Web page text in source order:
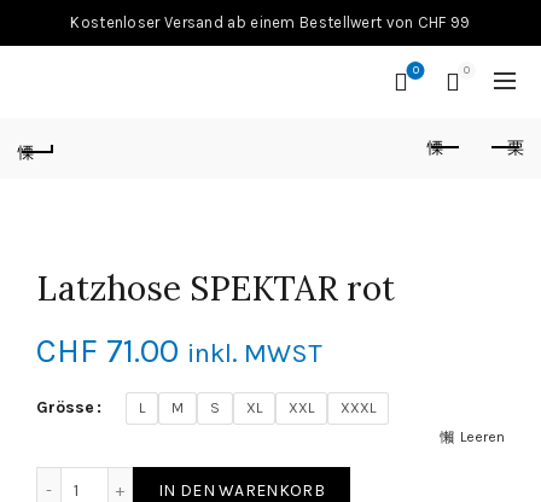
Kostenloser Versand ab einem Bestellwert von CHF 99
0 0
Latzhose SPEKTAR rot
CHF 71.00 inkl. MWST
Grösse L M S XL XXL
XXXL
Leeren
IN DEN WARENKORB